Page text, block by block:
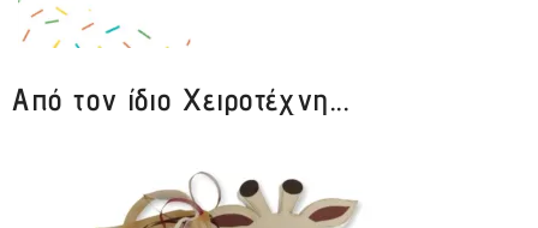
Από τον ίδιο Χειροτέχνη...